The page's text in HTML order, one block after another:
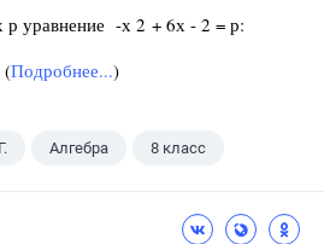
р уравнение -х 2 + 6х - 2 = р:
(Подробнее...)
Алгебра 8 класс